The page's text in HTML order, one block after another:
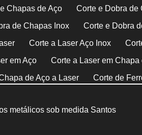
Chapas de Aço
Corte e Dobra de
de Chapas Inox
Corte e Dobra
Corte a Laser Aço Inox
em Aço
Corte a Laser em Chapa
de Aço a Laser
Corte de
Chapa com Plasma
Corte de
metálicos sob medida Santos